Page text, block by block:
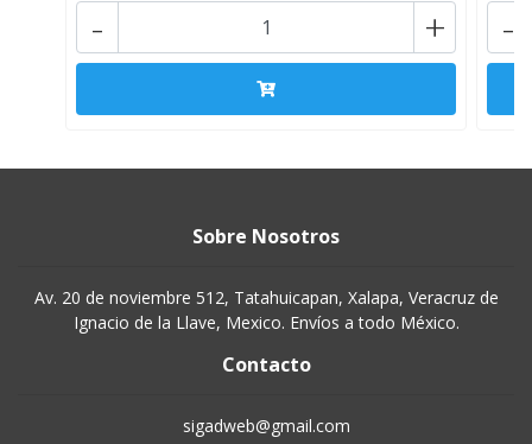
+
- -
Sobre Nosotros
Av. 20 de noviembre 512, Tatahuicapan, Xalapa, Veracruz de
Ignacio de la Llave, Mexico. Envíos a todo México.
Contacto
sigadweb@gmail.com